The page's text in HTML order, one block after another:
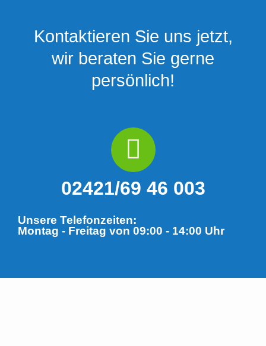
Kontaktieren Sie uns jetzt,
wir beraten Sie gerne
persönlich!
02421/69 46 003​
Unsere Telefonzeiten:
Montag - Freitag von 09:00 - 14:00 Uhr